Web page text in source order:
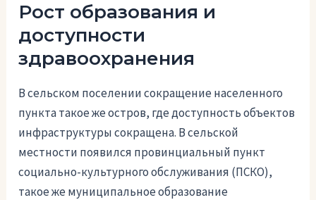
Рост образования и
доступности
здравоохранения
В сельском поселении сокращение населенного
пункта такое же остров, где доступность объектов
инфраструктуры сокращена. В сельской
местности появился провинциальный пункт
социально-культурного обслуживания (ПСКО),
такое же муниципальное образование